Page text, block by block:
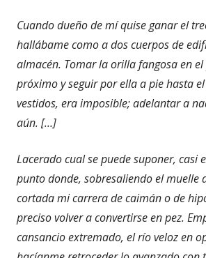
Cuando dueño de mí quise ganar el
hallábame como a dos cuerpos de
almacén. Tomar la orilla fangosa en
próximo y seguir por ella a pie hasta
vestidos, era imposible; adelantar a
aún. […]
Lacerado cual se puede suponer, casi
punto donde, sobresaliendo el muelle
cortada mi carrera de caimán o de
preciso volver a convertirse en pez.
cansancio extremado, el río veloz en